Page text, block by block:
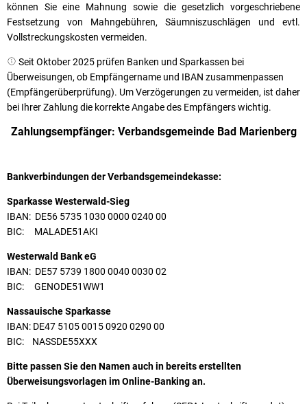
können Sie eine Mahnung sowie die gesetzlich vorgeschriebene
Festsetzung von Mahngebühren, Säumniszuschlägen und evtl.
Vollstreckungskosten vermeiden.
Seit Oktober 2025 prüfen Banken und Sparkassen bei
Überweisungen, ob Empfängername und IBAN zusammenpassen
(Empfängerüberprüfung). Um Verzögerungen zu vermeiden, ist daher
bei Ihrer Zahlung die korrekte Angabe des Empfängers wichtig.
Zahlungsempfänger: Verbandsgemeinde Bad Marienberg
Bankverbindungen der Verbandsgemeindekasse:
Sparkasse Westerwald-Sieg
IBAN: DE56 5735 1030 0000 0240 00
BIC: MALADE51AKI
Westerwald Bank eG
IBAN: DE57 5739 1800 0040 0030 02
BIC: GENODE51WW1
Nassauische Sparkasse
IBAN: DE47 5105 0015 0920 0290 00
BIC: NASSDE55XXX
Bitte passen Sie den Namen auch in bereits erstellten
Überweisungsvorlagen im Online-Banking an.